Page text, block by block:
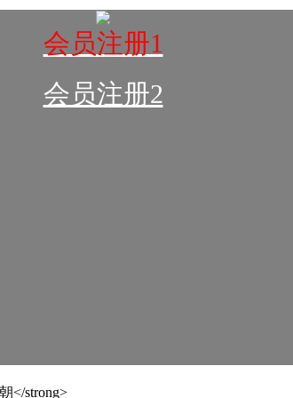
会员注册1
会员注册2